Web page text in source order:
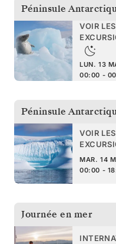
Péninsule
VOIR
LUN. 13
00:00 -
Péninsule
VOIR
MAR. 14
00:00 -
Journée en mer